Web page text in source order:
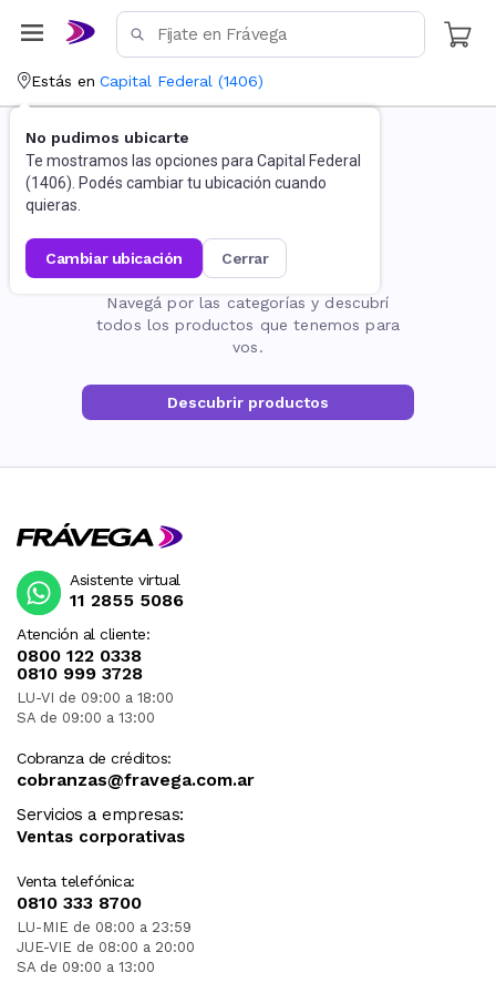
Estás en Capital Federal (1406)
No pudimos ubicarte
Te mostramos las opciones para Capital Federal
(1406). Podés cambiar tu ubicación cuando
quieras.
cambiar ubicación cerrar
La página no existe
Navegá por las categorías y descubrí
todos los productos que tenemos para
vos.
Descubrir productos
Atención al cliente:
0800 122 0338
0810 999 3728
LU-VI de 09:00 a 18:00
SA de 09:00 a 13:00
Cobranza de créditos:
cobranzas@fravega.com.ar
Servicios a empresas:
Ventas corporativas
Venta telefónica:
0810 333 8700
LU-MIE de 08:00 a 23:59
JUE-VIE de 08:00 a 20:00
SA de 09:00 a 13:00
Asistente virtual
11 2855 5086